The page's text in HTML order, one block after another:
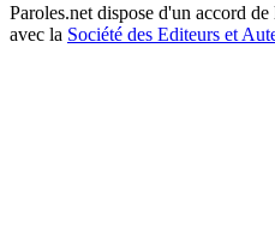
Paroles.net dispose d'un accord
avec la Société des Editeurs et